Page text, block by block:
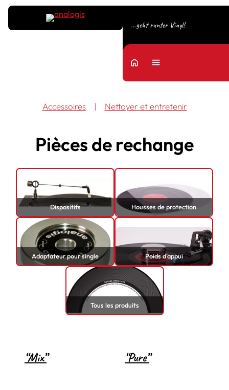
…geht runter Vinyl!
home Menu
Accessoires | Nettoyer et entretenir
Pièces de rechange
Dispositifs Housses de protection
Adaptateur pour single Poids d'appui
Tous les produits
“Mix” “Pure”